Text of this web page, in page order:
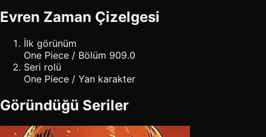
Evren Zaman Çizelgesi
İlk görünüm
One Piece / Bölüm 909.0
Seri rolü
One Piece / Yan karakter
Göründüğü Seriler